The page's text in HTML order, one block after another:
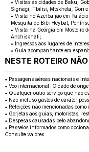
• Visitas as cidades de Baku,
Signagi, Tbilisi, Mtskheta, Gori
• Visita no Azerbaijão em
Mesquita de Bibi Heybat,
• Visita na Geórgia em Mosteiro
Anchiskhati;
• Ingressos aos lugares de
• Guia acompanhante em
NESTE ROTEIRO
• Passagens aéreas nacionais e
• Voo internacional: Cidade de
• Qualquer outro serviço que não
• Não incluso gastos de caráter
• Refeições não mencionadas
• Gorjetas aos guias, motoristas,
• Despesas causadas pelo
• Passeios informados como
Consulte valores.